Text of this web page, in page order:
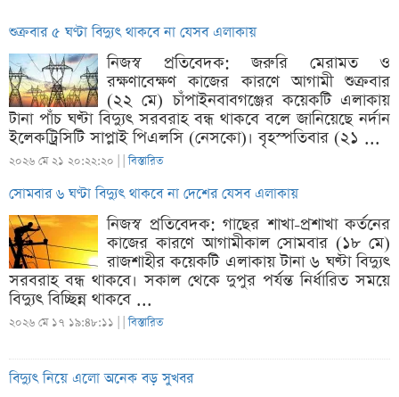
শুক্রবার ৫ ঘণ্টা বিদ্যুৎ থাকবে না যেসব এলাকায়
নিজস্ব প্রতিবেদক: জরুরি মেরামত ও
রক্ষণাবেক্ষণ কাজের কারণে আগামী শুক্রবার
(২২ মে) চাঁপাইনবাবগঞ্জের কয়েকটি এলাকায়
টানা পাঁচ ঘণ্টা বিদ্যুৎ সরবরাহ বন্ধ থাকবে বলে জানিয়েছে নর্দান
ইলেকট্রিসিটি সাপ্লাই পিএলসি (নেসকো)। বৃহস্পতিবার (২১ ...
২০২৬ মে ২১ ২০:২২:২০ | |বিস্তারিত
সোমবার ৬ ঘণ্টা বিদ্যুৎ থাকবে না দেশের যেসব এলাকায়
নিজস্ব প্রতিবেদক: গাছের শাখা-প্রশাখা কর্তনের
কাজের কারণে আগামীকাল সোমবার (১৮ মে)
রাজশাহীর কয়েকটি এলাকায় টানা ৬ ঘণ্টা বিদ্যুৎ
সরবরাহ বন্ধ থাকবে। সকাল থেকে দুপুর পর্যন্ত নির্ধারিত সময়ে
বিদ্যুৎ বিচ্ছিন্ন থাকবে ...
২০২৬ মে ১৭ ১৯:৪৮:১১ | |বিস্তারিত
বিদ্যুৎ নিয়ে এলো অনেক বড় সুখবর